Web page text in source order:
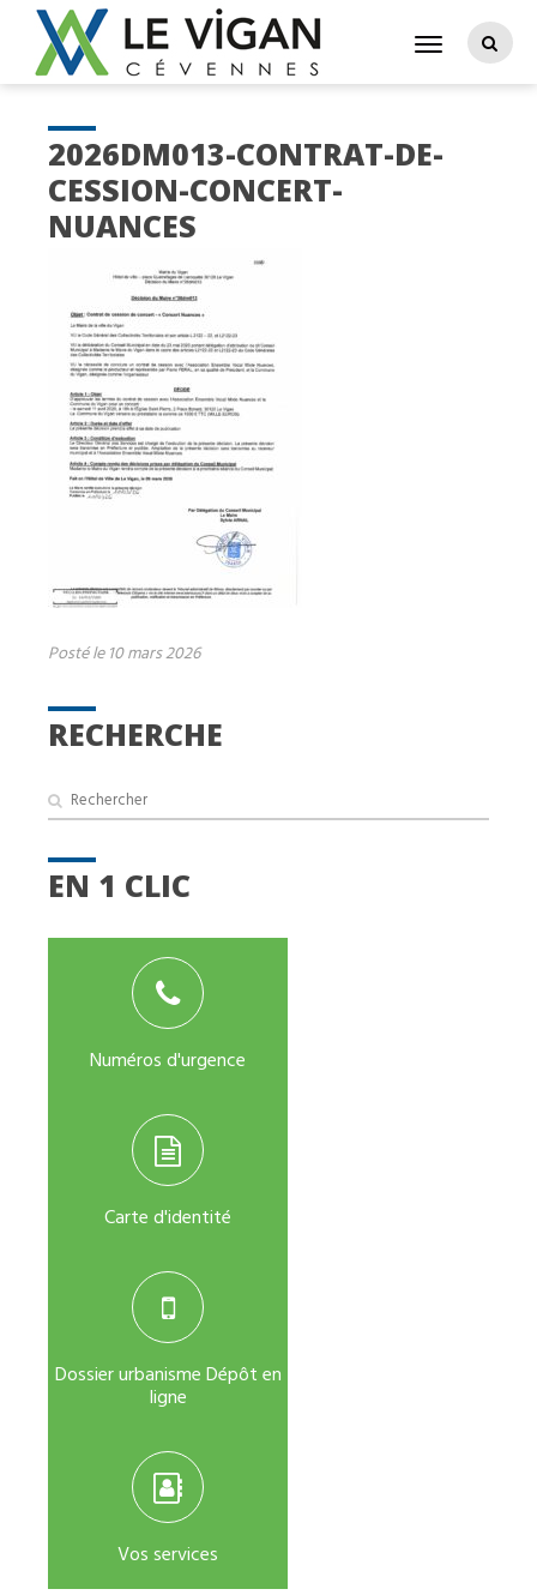
RECHERCHE
EN 1 CLIC
Numéros d'urgence
Carte d'identité
Dossier urbanisme Dépôt en
ligne
Vos services
2026DM013-CONTRAT-DE-
CESSION-CONCERT-
NUANCES
Posté le 10 mars 2026